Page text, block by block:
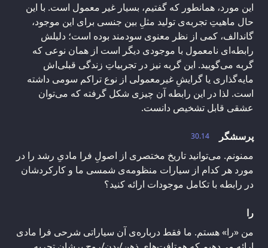
این مورد، همانطور که گفتیم، بسیار غیر معمول است. با این
حال ماهیتِ تجربه‌ی تولید مثلِ بین جنسی برای این موجود،
گاندالف، کمی از نظر معنوی سودمند بوده است؛ دلیلش
رابطه‌ای نامعمول با موجودی دیگر است از همان نوعی که
گربه می‌گویید. این گربه نیز در تجربیاتِ زندگی قبلی‌اش
مایه‌گذاری یا گرایشِ غیرمعمولی از نوع تراکم سومی داشته
است. لذا در این رابطه آن چیزی شکل‌ گرفته که می‌توان
عشقی قابل تشخیص دانست.
30.14
پرسشگر
ممنونم. می‌توانید تاریخ مختصری از اصولِ فرا مادیِ رشد را در
مورد هر کدام از سیارات منظومه‌ی شمسی ما و کارکردشان
در رابطه با تکامل موجودات ارائه کنید؟
را
من «را» هستم. ما فقط درباره‌ی آن سیاراتی شرحی فرا مادی